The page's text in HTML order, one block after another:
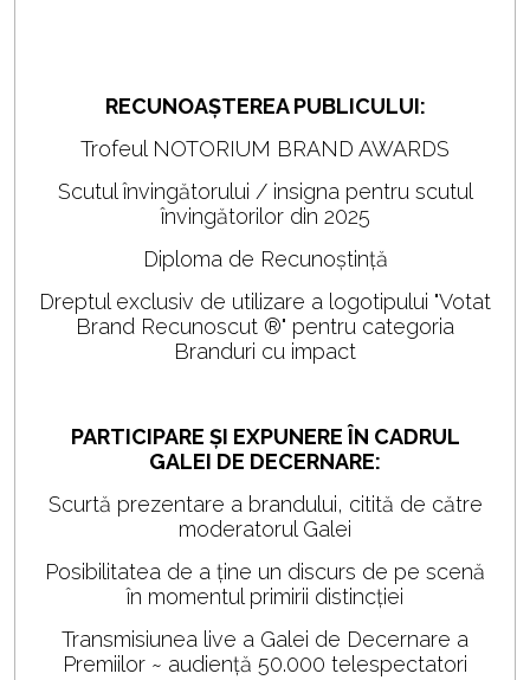
RECUNOAȘTEREA PUBLICULUI:
Trofeul NOTORIUM BRAND AWARDS
Scutul învingătorului / insigna pentru scutul
învingătorilor din 2025
Diploma de Recunoștință
Dreptul exclusiv de utilizare a logotipului "Votat
Brand Recunoscut ®" pentru categoria
Branduri cu impact
PARTICIPARE ȘI EXPUNERE ÎN CADRUL
GALEI DE DECERNARE:
Scurtă prezentare a brandului, citită de către
moderatorul Galei
Posibilitatea de a ține un discurs de pe scenă
în momentul primirii distincției
Transmisiunea live a Galei de Decernare a
Premiilor ~ audiență 50.000 telespectatori